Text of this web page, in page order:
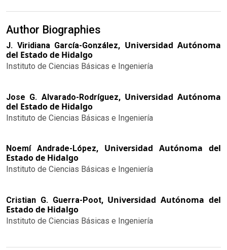
Author Biographies
J. Viridiana García-González, Universidad Autónoma
del Estado de Hidalgo
Instituto de Ciencias Básicas e Ingeniería
Jose G. Alvarado-Rodríguez, Universidad Autónoma
del Estado de Hidalgo
Instituto de Ciencias Básicas e Ingeniería
Noemí Andrade-López, Universidad Autónoma del
Estado de Hidalgo
Instituto de Ciencias Básicas e Ingeniería
Cristian G. Guerra-Poot, Universidad Autónoma del
Estado de Hidalgo
Instituto de Ciencias Básicas e Ingeniería